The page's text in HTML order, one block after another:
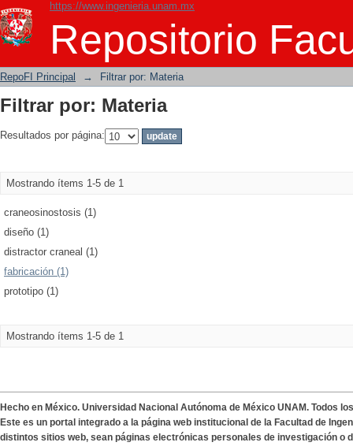
https://www.ingenieria.unam.mx
Repositorio
Filtrar por: Materia
RepoFI Principal → Filtrar por: Materia
Filtrar por: Materia
Resultados por página:
Mostrando ítems 1-5 de 1
craneosinostosis (1)
diseño (1)
distractor craneal (1)
fabricación (1)
prototipo (1)
Mostrando ítems 1-5 de 1
Hecho en México. Universidad Nacional Autónoma de México UNAM. Todos
Este es un portal integrado a la página web institucional de la Facultad de
distintos sitios web, sean páginas electrónicas personales de investigación o